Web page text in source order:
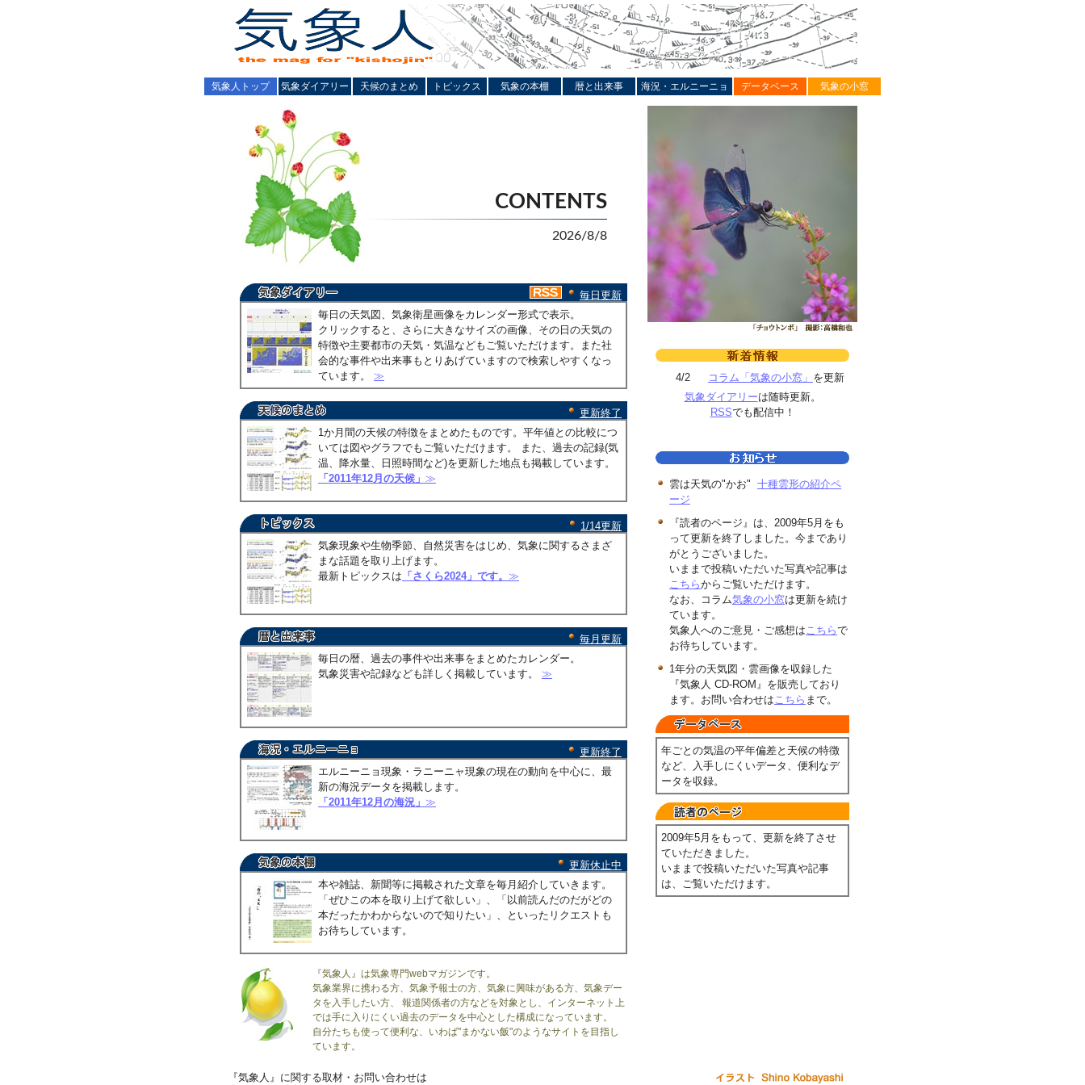
気象人トップ 気象ダイアリー 天候のまとめ トピックス 気象の本棚 暦と出来事 海況・エルニーニョ データベース 気象の小窓
CONTENTS
2026/8/8
毎日更新
毎日の天気図、気象衛星画像をカレンダー形式で表示。
クリックすると、さらに大きなサイズの画像、その日の天気の
特徴や主要都市の天気・気温などもご覧いただけます。また社
会的な事件や出来事もとりあげていますので検索しやすくなっ
ています。 ≫
更新終了
1か月間の天候の特徴をまとめたものです。平年値との比較につ
いては図やグラフでもご覧いただけます。 また、過去の記録(気
温、降水量、日照時間など)を更新した地点も掲載しています。
「2011年12月の天候」 ≫
1/14更新
気象現象や生物季節、自然災害をはじめ、気象に関するさまざ
まな話題を取り上げます。
最新トピックスは 「さくら2024」です。 ≫
毎月更新
毎日の暦、過去の事件や出来事をまとめたカレンダー。
気象災害や記録なども詳しく掲載しています。 ≫
更新終了
エルニーニョ現象・ラニーニャ現象の現在の動向を中心に、最
新の海況データを掲載します。
「2011年12月の海況」 ≫
更新休止中
本や雑誌、新聞等に掲載された文章を毎月紹介していきます。
「ぜひこの本を取り上げて欲しい」、「以前読んだのだがどの
本だったかわからないので知りたい」、といったリクエストも
お待ちしています。
『気象人』は気象専門webマガジンです。
気象業界に携わる方、気象予報士の方、気象に興味がある方、気象デー
タを入手したい方、 報道関係者の方などを対象とし、インターネット上
では手に入りにくい過去のデータを中心とした構成になっています。
自分たちも使って便利な、いわば"まかない飯"のようなサイトを目指し
ています。
4/2 コラム「気象の小窓」 を更新
気象ダイアリーは随時更新。
RSSでも配信中！
雲は天気の"かお" 十種雲形の紹介ペ
ージ
『読者のページ』は、2009年5月をも
って更新を終了しました。今まであり
がとうございました。
いままで投稿いただいた写真や記事は
こちらからご覧いただけます。
なお、コラム気象の小窓は更新を続け
ています。
気象人へのご意見・ご感想はこちらで
お待ちしています。
1年分の天気図・雲画像を収録した
『気象人 CD-ROM』を販売しており
ます。お問い合わせはこちら まで。
年ごとの気温の平年偏差と天候の特徴
など、入手しにくいデータ、便利なデ
ータを収録。
2009年5月をもって、更新を終了させ
ていただきました。
いままで投稿いただいた写真や記事
は、ご覧いただけます。
『気象人』に関する取材・お問い合わせは